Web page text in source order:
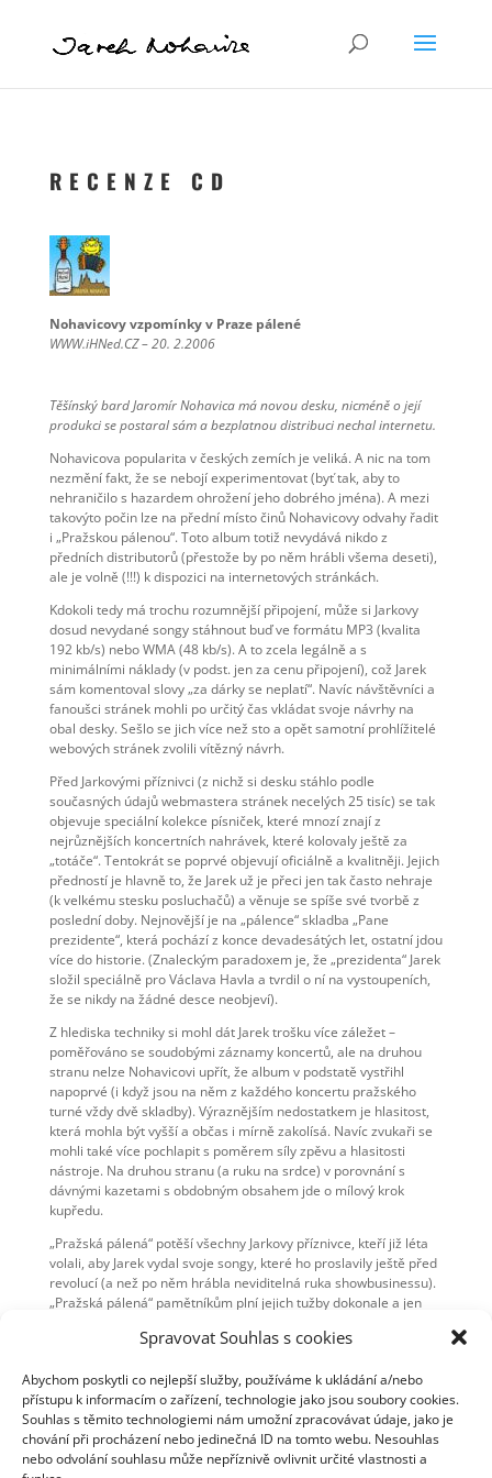
Spravovat Souhlas s cookies
Abychom poskytli co nejlepší služby, používáme k ukládání a/nebo
přístupu k informacím o zařízení, technologie jako jsou soubory cookies.
Souhlas s těmito technologiemi nám umožní zpracovávat údaje, jako je
chování při procházení nebo jedinečná ID na tomto webu. Nesouhlas
nebo odvolání souhlasu může nepříznivě ovlivnit určité vlastnosti a
R E C E N Z E C D
Nohavicovy vzpomínky v Praze pálené
WWW.iHNed.CZ – 20. 2.2006
Těšínský bard Jaromír Nohavica má novou desku, nicméně o její
produkci se postaral sám a bezplatnou distribuci nechal internetu.
Nohavicova popularita v českých zemích je veliká. A nic na tom
nezmění fakt, že se nebojí experimentovat (byť tak, aby to
nehraničilo s hazardem ohrožení jeho dobrého jména). A mezi
takovýto počin lze na přední místo činů Nohavicovy odvahy řadit
i „Pražskou pálenou“. Toto album totiž nevydává nikdo z
předních distributorů (přestože by po něm hrábli všema deseti),
ale je volně (!!!) k dispozici na internetových stránkách.
Kdokoli tedy má trochu rozumnější připojení, může si Jarkovy
dosud nevydané songy stáhnout buď ve formátu MP3 (kvalita
192 kb/s) nebo WMA (48 kb/s). A to zcela legálně a s
minimálními náklady (v podst. jen za cenu připojení), což Jarek
sám komentoval slovy „za dárky se neplatí“. Navíc návštěvníci a
fanoušci stránek mohli po určitý čas vkládat svoje návrhy na
obal desky. Sešlo se jich více než sto a opět samotní prohlížitelé
webových stránek zvolili vítězný návrh.
Před Jarkovými příznivci (z nichž si desku stáhlo podle
současných údajů webmastera stránek necelých 25 tisíc) se tak
objevuje speciální kolekce písniček, které mnozí znají z
nejrůznějších koncertních nahrávek, které kolovaly ještě za
„totáče“. Tentokrát se poprvé objevují oficiálně a kvalitněji. Jejich
předností je hlavně to, že Jarek už je přeci jen tak často nehraje
(k velkému stesku posluchačů) a věnuje se spíše své tvorbě z
poslední doby. Nejnovější je na „pálence“ skladba „Pane
prezidente“, která pochází z konce devadesátých let, ostatní jdou
více do historie. (Znaleckým paradoxem je, že „prezidenta“ Jarek
složil speciálně pro Václava Havla a tvrdil o ní na vystoupeních,
že se nikdy na žádné desce neobjeví).
Z hlediska techniky si mohl dát Jarek trošku více záležet –
poměřováno se soudobými záznamy koncertů, ale na druhou
stranu nelze Nohavicovi upřít, že album v podstatě vystřihl
napoprvé (i když jsou na něm z každého koncertu pražského
turné vždy dvě skladby). Výraznějším nedostatkem je hlasitost,
která mohla být vyšší a občas i mírně zakolísá. Navíc zvukaři se
mohli také více pochlapit s poměrem síly zpěvu a hlasitosti
nástroje. Na druhou stranu (a ruku na srdce) v porovnání s
dávnými kazetami s obdobným obsahem jde o mílový krok
kupředu.
„Pražská pálená“ potěší všechny Jarkovy příznivce, kteří již léta
volali, aby Jarek vydal svoje songy, které ho proslavily ještě před
revolucí (a než po něm hrábla neviditelná ruka showbusinessu).
„Pražská pálená“ pamětníkům plní jejich tužby dokonale a jen
Podrobnosti o turné, nahrávání, návrzích obalů desky, skladby k
stáhnutí a další věci naleznete na
https://www.nohavica.cz/praha2006/